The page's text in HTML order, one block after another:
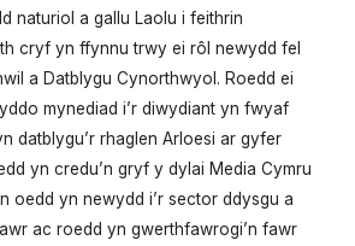
naturiol a gallu Laolu i feithrin
cryf yn ffynnu trwy ei rôl newydd fel
a Datblygu Cynorthwyol. Roedd ei
mynediad i’r diwydiant yn fwyaf
datblygu’r rhaglen Arloesi ar gyfer
yn credu’n gryf y dylai Media Cymru
oedd yn newydd i’r sector ddysgu a
ac roedd yn gwerthfawrogi’n fawr